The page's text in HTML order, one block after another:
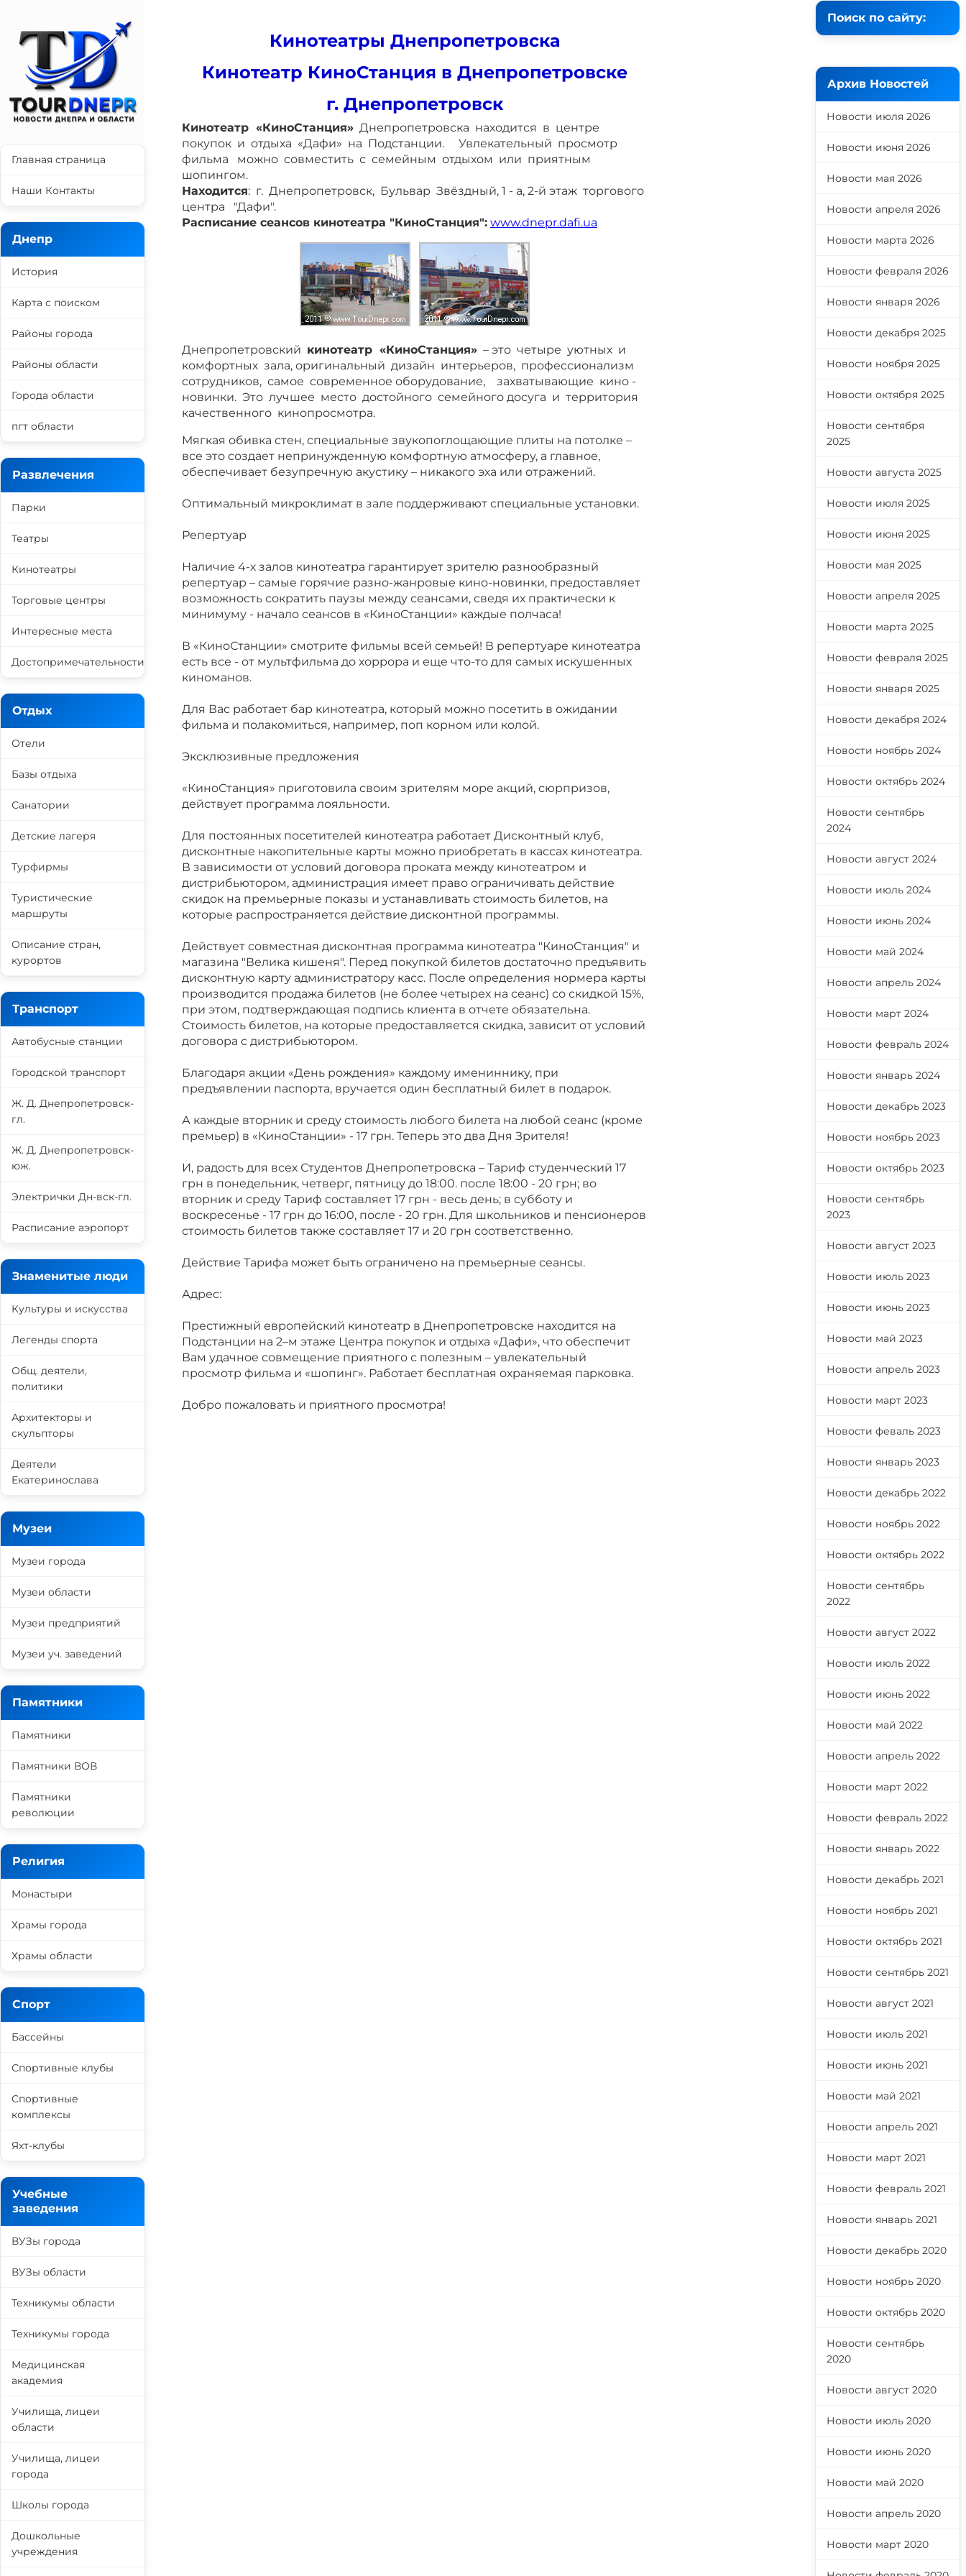
Кинотеатры Днепропетровска
Кинотеатр КиноСтанция в Днепропетровске
г. Днепропетровск
Кинотеатр «КиноСтанция» Днепропетровска находится в центре
покупок и отдыха «Дафи» на Подстанции. Увлекательный просмотр
фильма можно совместить с семейным отдыхом или приятным
шопингом.
Находится: г. Днепропетровск, Бульвар Звёздный, 1 - а, 2-й этаж торгового
центра "Дафи".
Расписание сеансов кинотеатра "КиноСтанция": www.dnepr.dafi.ua
Днепропетровский кинотеатр «КиноСтанция» – это четыре уютных и
комфортных зала, оригинальный дизайн интерьеров, профессионализм
сотрудников, самое современное оборудование, захватывающие кино -
новинки. Это лучшее место достойного семейного досуга и территория
качественного кинопросмотра.
Мягкая обивка стен, специальные звукопоглощающие плиты на потолке –
все это создает непринужденную комфортную атмосферу, а главное,
обеспечивает безупречную акустику – никакого эха или отражений.
Оптимальный микроклимат в зале поддерживают специальные установки.
Репертуар
Наличие 4-х залов кинотеатра гарантирует зрителю разнообразный
репертуар – самые горячие разно-жанровые кино-новинки, предоставляет
возможность сократить паузы между сеансами, сведя их практически к
минимуму - начало сеансов в «КиноСтанции» каждые полчаса!
В «КиноСтанции» смотрите фильмы всей семьей! В репертуаре кинотеатра
есть все - от мультфильма до хоррора и еще что-то для самых искушенных
киноманов.
Для Вас работает бар кинотеатра, который можно посетить в ожидании
фильма и полакомиться, например, поп корном или колой.
Эксклюзивные предложения
«КиноСтанция» приготовила своим зрителям море акций, сюрпризов,
действует программа лояльности.
Для постоянных посетителей кинотеатра работает Дисконтный клуб,
дисконтные накопительные карты можно приобретать в кассах кинотеатра.
В зависимости от условий договора проката между кинотеатром и
дистрибьютором, администрация имеет право ограничивать действие
скидок на премьерные показы и устанавливать стоимость билетов, на
которые распространяется действие дисконтной программы.
Действует совместная дисконтная программа кинотеатра "КиноСтанция" и
магазина "Велика кишеня". Перед покупкой билетов достаточно предъявить
дисконтную карту администратору касс. После определения нормера карты
производится продажа билетов (не более четырех на сеанс) со скидкой 15%,
при этом, подтверждающая подпись клиента в отчете обязательна.
Стоимость билетов, на которые предоставляется скидка, зависит от условий
договора с дистрибьютором.
Благодаря акции «День рождения» каждому имениннику, при
предъявлении паспорта, вручается один бесплатный билет в подарок.
А каждые вторник и среду стоимость любого билета на любой сеанс (кроме
премьер) в «КиноСтанции» - 17 грн. Теперь это два Дня Зрителя!
И, радость для всех Студентов Днепропетровска – Тариф студенческий 17
грн в понедельник, четверг, пятницу до 18:00. после 18:00 - 20 грн; во
вторник и среду Тариф составляет 17 грн - весь день; в субботу и
воскресенье - 17 грн до 16:00, после - 20 грн. Для школьников и пенсионеров
стоимость билетов также составляет 17 и 20 грн соответственно.
Действие Тарифа может быть ограничено на премьерные сеансы.
Адрес:
Престижный европейский кинотеатр в Днепропетровске находится на
Подстанции на 2–м этаже Центра покупок и отдыха «Дафи», что обеспечит
Вам удачное совмещение приятного с полезным – увлекательный
просмотр фильма и «шопинг». Работает бесплатная охраняемая парковка.
Добро пожаловать и приятного просмотра!
Главная страница
Наши Контакты
Днепр
История
Карта с поиском
Районы города
Районы области
Города области
пгт области
Развлечения
Парки
Театры
Кинотеатры
Торговые центры
Интересные места
Достопримечательности
Отдых
Отели
Базы отдыха
Санатории
Детские лагеря
Турфирмы
Туристические
маршруты
Описание стран,
курортов
Транспорт
Автобусные станции
Городской транспорт
Ж. Д. Днепропетровск-
гл.
Ж. Д. Днепропетровск-
юж.
Электрички Дн-вск-гл.
Расписание аэропорт
Знаменитые люди
Культуры и искусства
Легенды спорта
Общ. деятели,
политики
Архитекторы и
скульпторы
Деятели
Екатеринослава
Музеи
Музеи города
Музеи области
Музеи предприятий
Музеи уч. заведений
Памятники
Памятники
Памятники ВОВ
Памятники
революции
Религия
Монастыри
Храмы города
Храмы области
Спорт
Бассейны
Спортивные клубы
Спортивные
комплексы
Яхт-клубы
Учебные
заведения
ВУЗы города
ВУЗы области
Техникумы области
Техникумы города
Медицинская
академия
Училища, лицеи
области
Училища, лицеи
города
Школы города
Дошкольные
учреждения
Поиск по сайту:
Архив Новостей
Новости июля 2026
Новости июня 2026
Новости мая 2026
Новости апреля 2026
Новости марта 2026
Новости февраля 2026
Новости января 2026
Новости декабря 2025
Новости ноября 2025
Новости октября 2025
Новости сентября
2025
Новости августа 2025
Новости июля 2025
Новости июня 2025
Новости мая 2025
Новости апреля 2025
Новости марта 2025
Новости февраля 2025
Новости января 2025
Новости декабря 2024
Новости ноябрь 2024
Новости октябрь 2024
Новости сентябрь
2024
Новости август 2024
Новости июль 2024
Новости июнь 2024
Новости май 2024
Новости апрель 2024
Новости март 2024
Новости февраль 2024
Новости январь 2024
Новости декабрь 2023
Новости ноябрь 2023
Новости октябрь 2023
Новости сентябрь
2023
Новости август 2023
Новости июль 2023
Новости июнь 2023
Новости май 2023
Новости апрель 2023
Новости март 2023
Новости феваль 2023
Новости январь 2023
Новости декабрь 2022
Новости ноябрь 2022
Новости октябрь 2022
Новости сентябрь
2022
Новости август 2022
Новости июль 2022
Новости июнь 2022
Новости май 2022
Новости апрель 2022
Новости март 2022
Новости февраль 2022
Новости январь 2022
Новости декабрь 2021
Новости ноябрь 2021
Новости октябрь 2021
Новости сентябрь 2021
Новости август 2021
Новости июль 2021
Новости июнь 2021
Новости май 2021
Новости апрель 2021
Новости март 2021
Новости февраль 2021
Новости январь 2021
Новости декабрь 2020
Новости ноябрь 2020
Новости октябрь 2020
Новости сентябрь
2020
Новости август 2020
Новости июль 2020
Новости июнь 2020
Новости май 2020
Новости апрель 2020
Новости март 2020